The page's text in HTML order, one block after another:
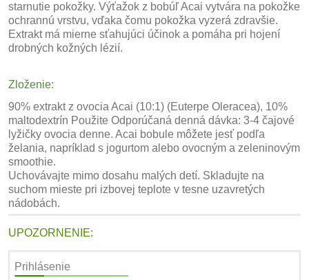
starnutie pokožky. Výťažok z bobúľ Acai vytvára na pokožke
ochrannú vrstvu, vďaka čomu pokožka vyzerá zdravšie.
Extrakt má mierne sťahujúci účinok a pomáha pri hojení
drobných kožných lézií.
Zloženie:
90% extrakt z ovocia Acai (10:1) (Euterpe Oleracea), 10%
maltodextrín Použite Odporúčaná denná dávka: 3-4 čajové
lyžičky ovocia denne. Acai bobule môžete jesť podľa
želania, napríklad s jogurtom alebo ovocným a zeleninovým
smoothie.
Uchovávajte mimo dosahu malých detí. Skladujte na
suchom mieste pri izbovej teplote v tesne uzavretých
nádobách.
UPOZORNENIE:
Prihlásenie